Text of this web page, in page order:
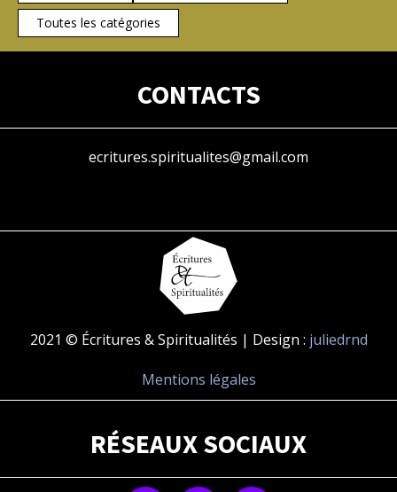
Toutes les catégories
CONTACTS
ecritures.spiritualites@gmail.com
2021 © Écritures & Spiritualités | Design : juliedrnd
Mentions légales
RÉSEAUX SOCIAUX